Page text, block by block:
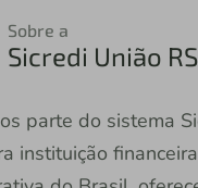
Sobre a
Sicredi União
parte do sistema
instituição financeira